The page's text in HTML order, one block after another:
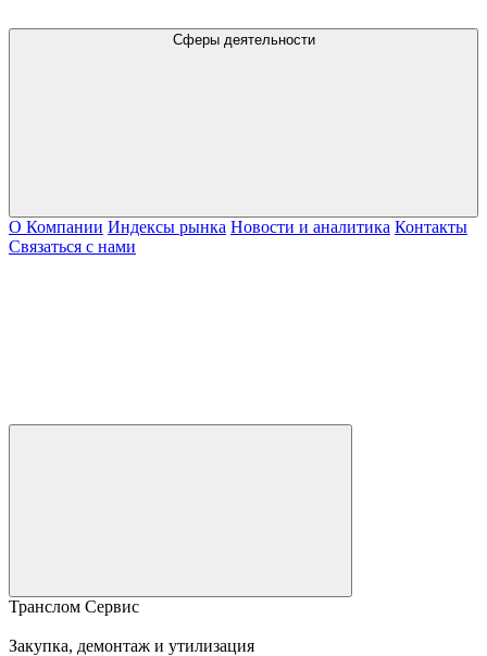
Сферы деятельности
О Компании Индексы рынка Новости и аналитика Контакты
Связаться с нами
Транслом Сервис
Закупка, демонтаж и утилизация